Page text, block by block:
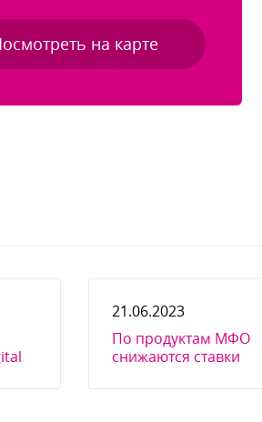
на карте
21.06.2023
По продуктам МФО
снижаются ставки